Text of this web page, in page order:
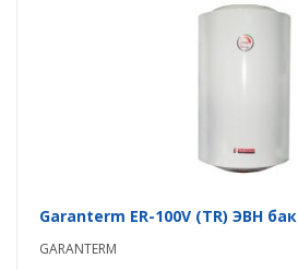
Garanterm ER-100V (TR) ЭВН бак
GARANTERM